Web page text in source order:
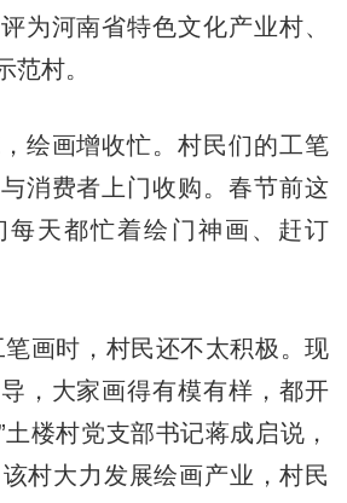
为河南省特色文化产业村、
范村。
画增收忙。村民们的工笔
消费者上门收购。春节前这
每天都忙着绘门神画、赶订
画时，村民还不太积极。现
，大家画得有模有样，都开
楼村党支部书记蒋成启说，
村大力发展绘画产业，村民